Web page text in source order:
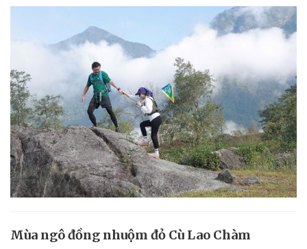
Mùa ngô đồng nhuộm đỏ Cù Lao Chàm